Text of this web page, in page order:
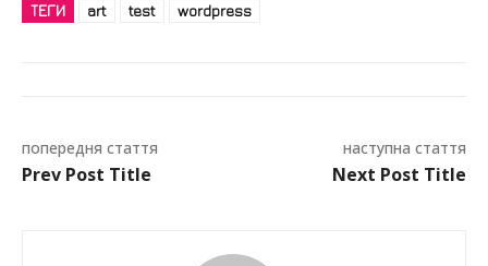
ТЕГИ art test wordpress
попередня стаття
Prev Post Title
наступна стаття
Next Post Title